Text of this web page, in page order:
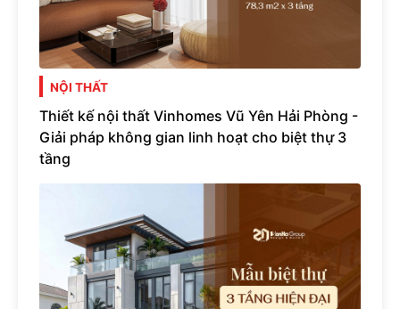
NỘI THẤT
Thiết kế nội thất Vinhomes Vũ Yên Hải Phòng -
Giải pháp không gian linh hoạt cho biệt thự 3
tầng